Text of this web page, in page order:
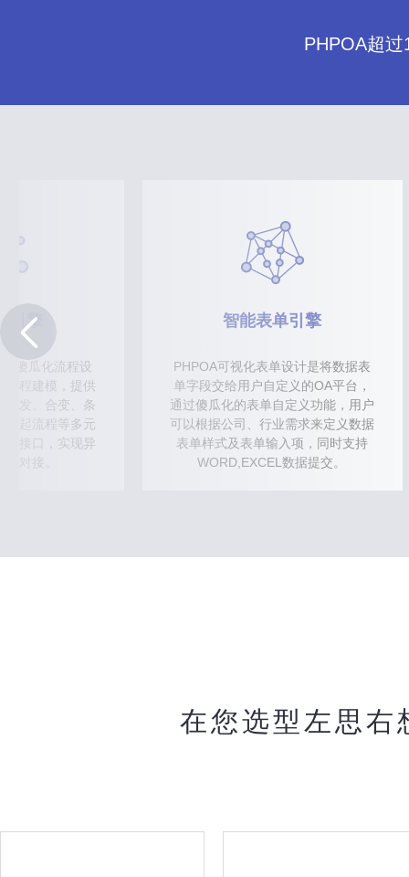
PHPOA超
引擎
傻瓜化流程设
流程建模，提供
并发、合变、条
挂起流程等多元
发接口，实现异
对接。
智能表单引擎
PHPOA可视化表单设计是将数据表
单字段交给用户自定义的OA平台，
通过傻瓜化的表单自定义功能，用户
可以根据公司、行业需求来定义数据
表单样式及表单输入项，同时支持
WORD,EXCEL数据提交。
在您选型左思